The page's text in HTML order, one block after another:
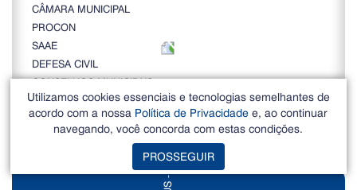
CÂMARA MUNICIPAL
PROCON
SAAE
DEFESA CIVIL
CONSELHOS MUNICIPAIS
SUPERINTENDÊNCIA GOVERNAMENTAL
ALMOXARIFADO MUNICIPAL
JUNTA DE SERVIÇO MILITAR
Utilizamos cookies essenciais e tecnologias semelhantes de
acordo com a nossa Política de Privacidade e, ao continuar
navegando, você concorda com estas condições.
PROSSEGUIR